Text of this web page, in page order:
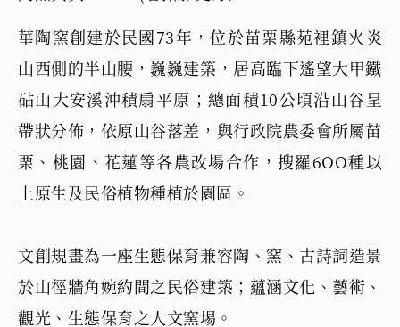
華陶窯創建於民國73年，位於苗栗縣苑裡鎮火炎
山西側的半山腰，巍巍建築，居高臨下遙望大甲鐵
砧山大安溪沖積扇平原；總面積10公頃沿山谷呈
帶狀分佈，依原山谷落差，與行政院農委會所屬苗
栗、桃園、花蓮等各農改場合作，搜羅6OO種以
上原生及民俗植物種植於園區。
文創規畫為一座生態保育兼容陶、窯、古詩詞造景
於山徑牆角婉約間之民俗建築；蘊涵文化、藝術、
觀光、生態保育之人文窯埸。